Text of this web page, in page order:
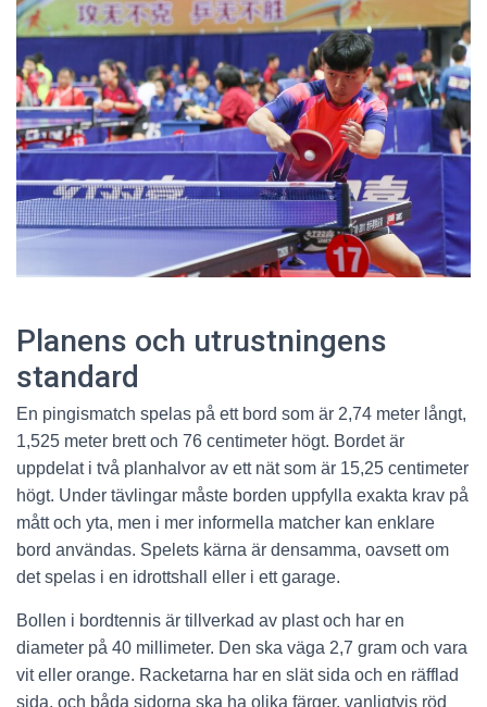
Planens och utrustningens
standard
En pingismatch spelas på ett bord som är 2,74 meter långt,
1,525 meter brett och 76 centimeter högt. Bordet är
uppdelat i två planhalvor av ett nät som är 15,25 centimeter
högt. Under tävlingar måste borden uppfylla exakta krav på
mått och yta, men i mer informella matcher kan enklare
bord användas. Spelets kärna är densamma, oavsett om
det spelas i en idrottshall eller i ett garage.
Bollen i bordtennis är tillverkad av plast och har en
diameter på 40 millimeter. Den ska väga 2,7 gram och vara
vit eller orange. Racketarna har en slät sida och en räfflad
sida, och båda sidorna ska ha olika färger, vanligtvis röd